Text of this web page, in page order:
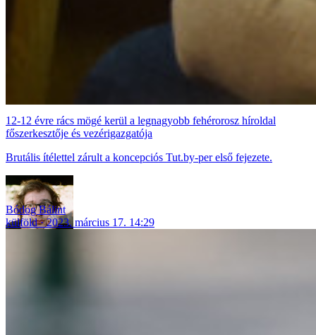
12-12 évre rács mögé kerül a legnagyobb fehérorosz híroldal
főszerkesztője és vezérigazgatója
Brutális ítélettel zárult a koncepciós Tut.by-per első fejezete.
Bódog Bálint
külföld
2023. március 17. 14:29